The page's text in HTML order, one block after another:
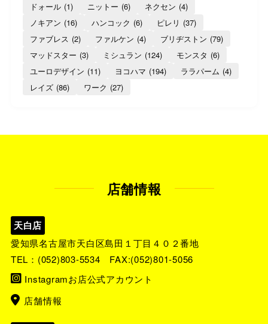
ドォール (1) ニットー (6) ネクセン (4)
ノキアン (16) ハンコック (6) ピレリ (37)
ファブレス (2) ファルケン (4) ブリヂストン (79)
マッドスター (3) ミシュラン (124) モンスタ (6)
ユーロデザイン (11) ヨコハマ (194) ララパーム (4)
レイズ (86) ワーク (27)
店舗情報
天白店
愛知県名古屋市天白区島田１丁目４０２番地
TEL： (052)803-5534 FAX:(052)801-5056
Instagramお店公式アカウント
店舗情報